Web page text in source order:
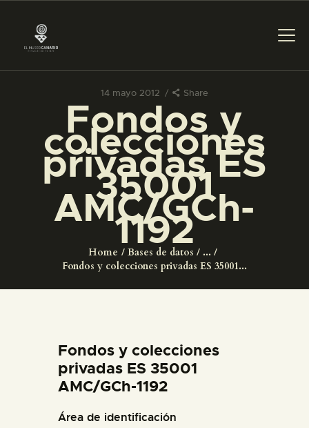
14 mayo 2012 Share
Fondos y
colecciones
privadas ES
35001
AMC/GCh-
1192
Home Bases de datos
...
Fondos y colecciones privadas ES 35001...
PREPARAR LA VISITA
ACTIVIDADES
█
EL MUSEO
ESPAÑOL
Fondos y colecciones
privadas ES 35001
AMC/GCh-1192
Área de identificación